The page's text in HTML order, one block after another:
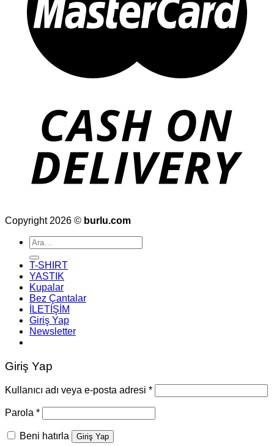
Copyright 2026 © burlu.com
Ara:
T-SHIRT
YASTIK
Kupalar
Bez Çantalar
İLETİŞİM
Giriş Yap
Newsletter
Giriş Yap
Kullanıcı adı veya e-posta adresi *Gerekli
Parola *Gerekli
Beni hatırla Giriş Yap